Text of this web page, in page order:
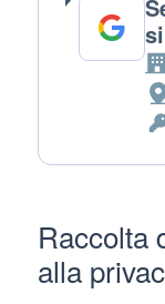
Raccolta
alla